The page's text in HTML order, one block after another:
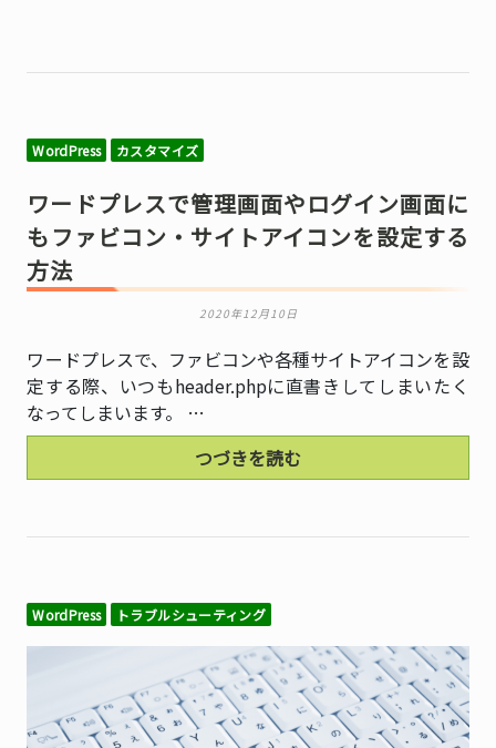
WordPress カスタマイズ
ワードプレスで管理画面やログイン画面に
もファビコン・サイトアイコンを設定する
方法
2020年12月10日
ワードプレスで、ファビコンや各種サイトアイコンを設
定する際、いつもheader.phpに直書きしてしまいたく
なってしまいます。 …
つづきを読む
WordPress トラブルシューティング